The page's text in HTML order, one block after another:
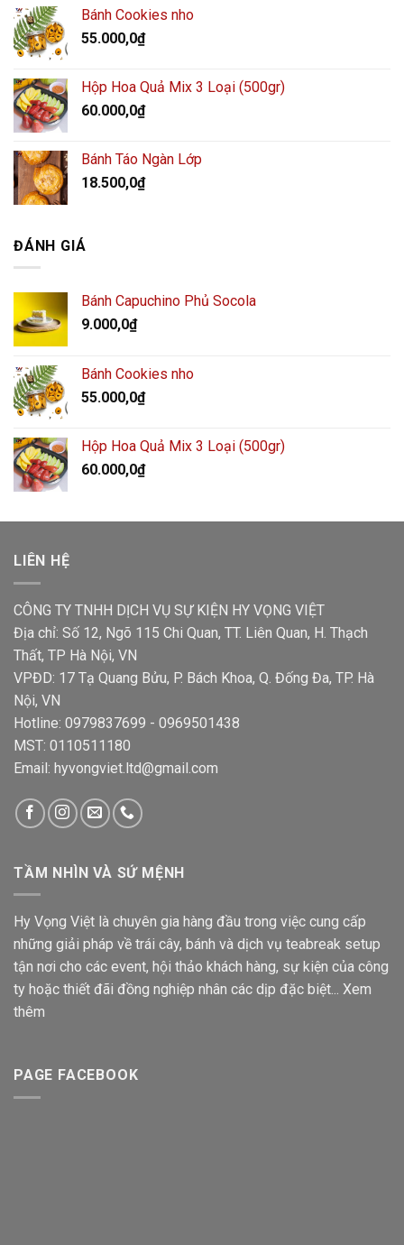
Bánh Cookies nho
55.000,0₫
Hộp Hoa Quả Mix 3 Loại (500gr)
60.000,0₫
Bánh Táo Ngàn Lớp
18.500,0₫
ĐÁNH GIÁ
Bánh Capuchino Phủ Socola
9.000,0₫
Bánh Cookies nho
55.000,0₫
Hộp Hoa Quả Mix 3 Loại (500gr)
60.000,0₫
LIÊN HỆ
CÔNG TY TNHH DỊCH VỤ SỰ KIỆN HY VỌNG VIỆT
Địa chỉ: Số 12, Ngõ 115 Chi Quan, TT. Liên Quan, H. Thạch
Thất, TP Hà Nội, VN
VPĐD: 17 Tạ Quang Bửu, P. Bách Khoa, Q. Đống Đa, TP. Hà
Nội, VN
Hotline: 0979837699 - 0969501438
MST: 0110511180
Email: hyvongviet.ltd@gmail.com
TẦM NHÌN VÀ SỨ MỆNH
Hy Vọng Việt là chuyên gia hàng đầu trong việc cung cấp
những giải pháp về trái cây, bánh và dịch vụ teabreak setup
tận nơi cho các event, hội thảo khách hàng, sự kiện của công
ty hoặc thiết đãi đồng nghiệp nhân các dịp đặc biệt... Xem
thêm
PAGE FACEBOOK